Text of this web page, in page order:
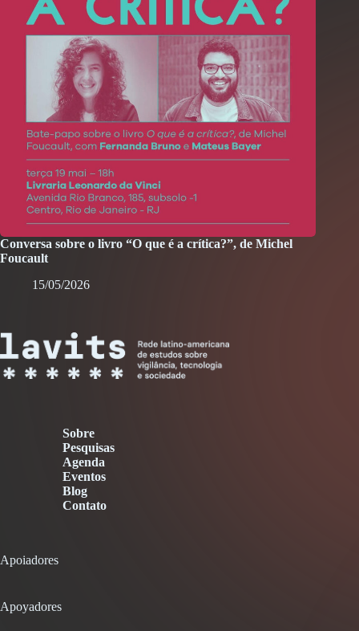
Conversa sobre o livro “O que é a crítica?”, de Michel
Foucault
15/05/2026
Sobre
Pesquisas
Agenda
Eventos
Blog
Contato
Apoiadores
Apoyadores